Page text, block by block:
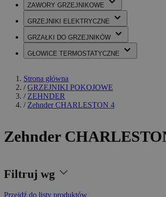
ZAWORY GRZEJNIKOWE
GRZEJNIKI ELEKTRYCZNE
GRZAŁKI DO GRZEJNIKÓW
GŁOWICE TERMOSTATYCZNE
Strona główna
/ GRZEJNIKI POKOJOWE
/ ZEHNDER
/ Zehnder CHARLESTON 4
Zehnder
Filtruj wg
Przejdź do listy produktów